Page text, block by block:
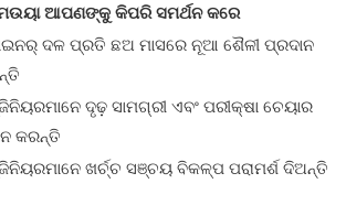
ଆପଣଙ୍କୁ କିପରି ସମର୍ଥନ କରେ
ଦଳ ପ୍ରତି ଛଅ ମାସରେ ନୂଆ ଶୈଳୀ ପ୍ରଦାନ
ଦୃଢ଼ ସାମଗ୍ରୀ ଏବଂ ପରୀକ୍ଷା ଚେୟାର
କରନ୍ତି
ଖର୍ଚ୍ଚ ସଞ୍ଚୟ ବିକଳ୍ପ ପରାମର୍ଶ ଦିଅନ୍ତି